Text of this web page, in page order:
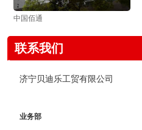
中国佰通
联系我们
济宁贝迪乐工贸有限公司
业务部